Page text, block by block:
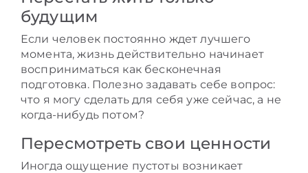
будущим
Если человек постоянно ждет лучшего
момента, жизнь действительно начинает
восприниматься как бесконечная
подготовка. Полезно задавать себе вопрос:
что я могу сделать для себя уже сейчас, а не
когда-нибудь потом?
Пересмотреть свои ценности
Иногда ощущение пустоты возникает